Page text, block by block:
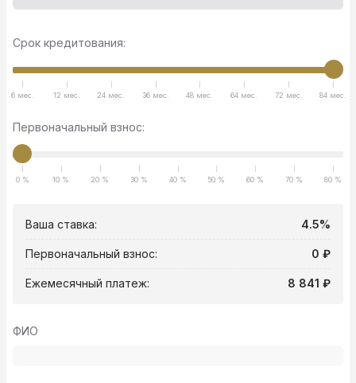
Срок кредитования:
6 мес. 12 мес. 24 мес. 36 мес. 48 мес. 64 мес. 72 мес. 84 мес.
Первоначальный взнос:
0 % 10 % 20 % 30 % 40 % 50 % 60 % 70 % 80 %
Ваша ставка: 4.5%
Первоначальный взнос: 0 ₽
Ежемесячный платеж: 8 841 ₽
ФИО